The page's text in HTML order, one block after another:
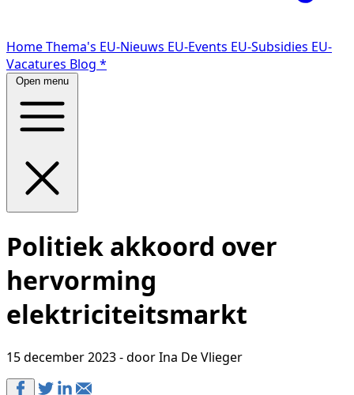
HomeThema's EU-Nieuws EU-Events EU-Subsidies EU-
Vacatures Blog *
Open menu
Politiek akkoord over
hervorming
elektriciteitsmarkt
15 december 2023 - door Ina De Vlieger